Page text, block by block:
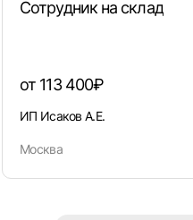
Сотрудник на склад
от 113 400₽
ИП Исаков А.Е.
Москва